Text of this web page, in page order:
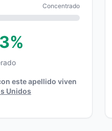
Concentrado
este apellido viven
Unidos